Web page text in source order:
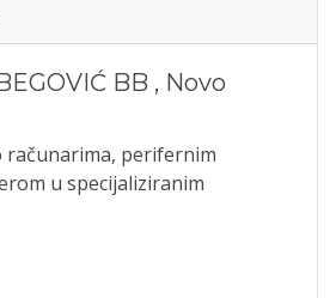
BB , Novo
računarima, perifernim
u specijaliziranim